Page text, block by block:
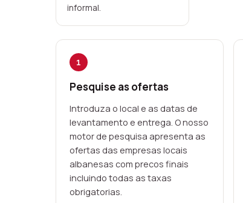
informal.
1
Pesquise as ofertas
Introduza o local e as datas de
levantamento e entrega. O nosso
motor de pesquisa apresenta as
ofertas das empresas locais
albanesas com precos finais
incluindo todas as taxas
obrigatorias.